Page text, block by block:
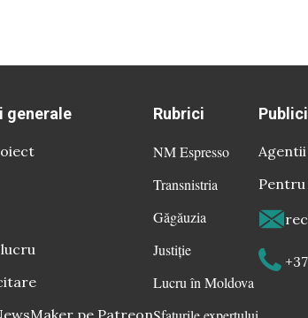
generale
pe Patreon
Rubrici
NM Espresso
Transnistria
Găgăuzia
Justiție
Lucru în Moldova